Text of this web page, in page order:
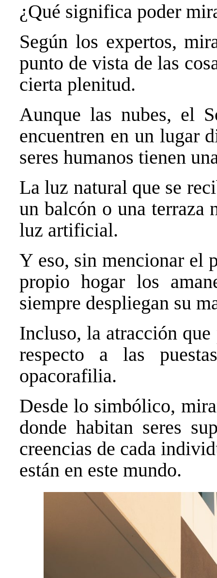
¿Qué significa poder
Según los expertos,
punto de vista de las
cierta plenitud.
Aunque las nubes, el
encuentren en un lugar
seres humanos tienen
La luz natural que se
un balcón o una terraza
luz artificial.
Y eso, sin mencionar el
propio hogar los
siempre despliegan su
Incluso, la atracción que
respecto a las
opacorafilia.
Desde lo simbólico,
donde habitan seres
creencias de cada
están en este mundo.